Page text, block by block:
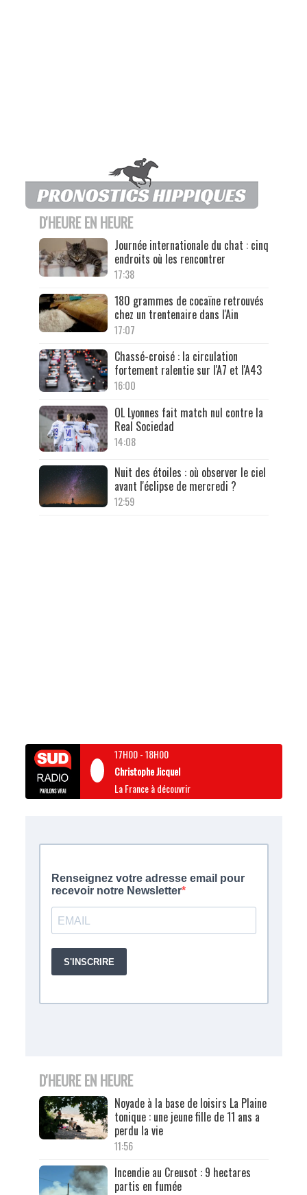
D'HEURE EN HEURE
Journée internationale du chat : cinq
endroits où les rencontrer
17:38
180 grammes de cocaïne retrouvés
chez un trentenaire dans l'Ain
17:07
Chassé-croisé : la circulation
fortement ralentie sur l'A7 et l'A43
16:00
OL Lyonnes fait match nul contre la
Real Sociedad
14:08
Nuit des étoiles : où observer le ciel
avant l'éclipse de mercredi ?
12:59
17H00-18H00
Christophe Jicquel
La France à découvrir
D'HEURE EN HEURE
Noyade à la base de loisirs La Plaine
tonique : une jeune fille de 11 ans a
perdu la vie
11:56
Incendie au Creusot : 9 hectares
partis en fumée